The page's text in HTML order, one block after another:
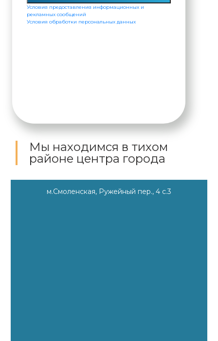
Условия предоставления информационных и
рекламных сообщений
Условия обработки персональных данных
Мы находимся в тихом
районе центра города
м.Смоленская, Ружейный пер., 4 с.3